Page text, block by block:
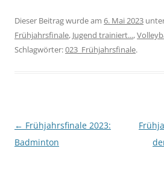
Dieser Beitrag wurde am 6. Mai 2023
Frühjahrsfinale, Jugend trainiert...,
Schlagwörter:023_Frühjahrsfinale.
Beitragsnavigation
← Frühjahrsfinale 2023:
Badminton